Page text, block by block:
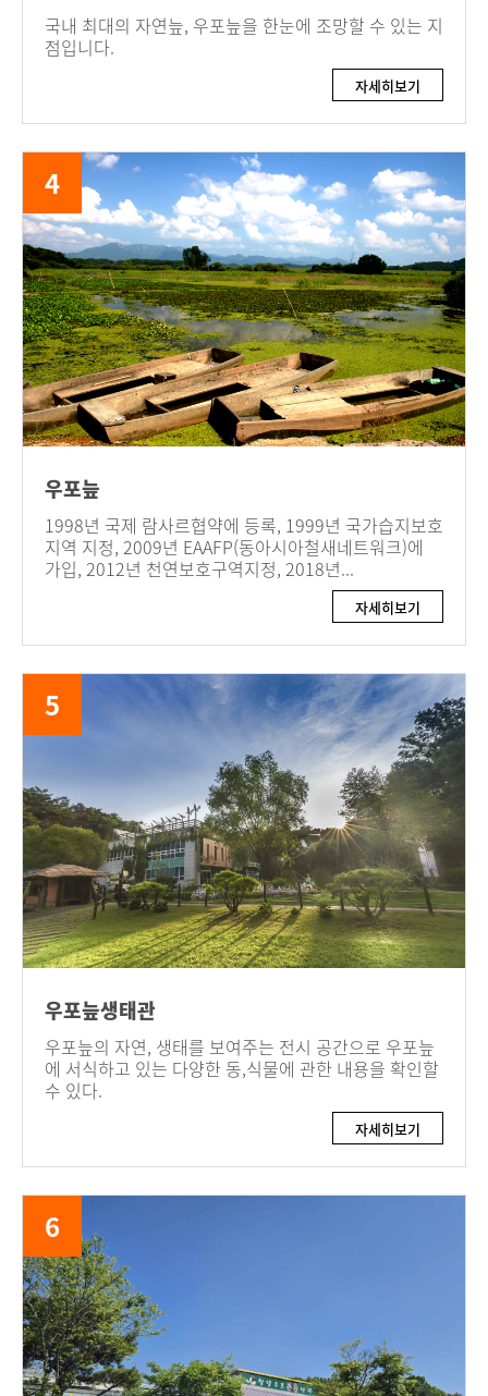
국내 최대의 자연늪, 우포늪을 한눈에 조망할 수 있는 지
점입니다.
자세히보기
4
우포늪
1998년 국제 람사르협약에 등록, 1999년 국가습지보호
지역 지정, 2009년 EAAFP(동아시아철새네트워크)에
가입, 2012년 천연보호구역지정, 2018년...
자세히보기
5
우포늪생태관
우포늪의 자연, 생태를 보여주는 전시 공간으로 우포늪
에 서식하고 있는 다양한 동,식물에 관한 내용을 확인할
수 있다.
자세히보기
6